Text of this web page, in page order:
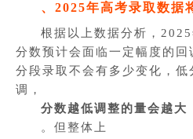
、2025年高考录取数据
根据以上数据分析，
分数预计会面临一定幅度的
分段录取不会有多少变化，低
调，
分数越低调整的量会越大
。但整体上